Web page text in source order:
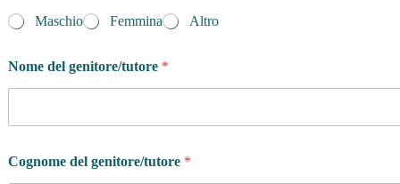
Maschio
Femmina Altro
Nome del genitore/tutore *
Cognome del genitore/tutore *